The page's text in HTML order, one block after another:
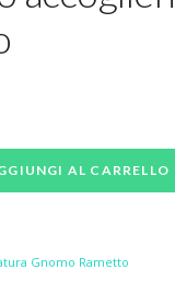
AL CARRELLO
Gnomo Rametto